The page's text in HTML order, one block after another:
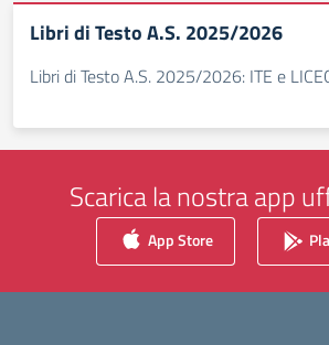
Libri di Testo A.S. 2025/2026
Libri di Testo A.S. 2025/2026: ITE e
Scarica la nostra app
App Store